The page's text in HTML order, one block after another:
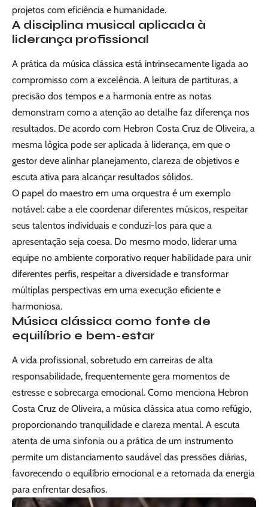
projetos com eficiência e humanidade.
A disciplina musical aplicada à
liderança profissional
A prática da música clássica está intrinsecamente ligada ao
compromisso com a excelência. A leitura de partituras, a
precisão dos tempos e a harmonia entre as notas
demonstram como a atenção ao detalhe faz diferença nos
resultados. De acordo com Hebron Costa Cruz de Oliveira, a
mesma lógica pode ser aplicada à liderança, em que o
gestor deve alinhar planejamento, clareza de objetivos e
escuta ativa para alcançar resultados sólidos.
O papel do maestro em uma orquestra é um exemplo
notável: cabe a ele coordenar diferentes músicos, respeitar
seus talentos individuais e conduzi-los para que a
apresentação seja coesa. Do mesmo modo, liderar uma
equipe no ambiente corporativo requer habilidade para unir
diferentes perfis, respeitar a diversidade e transformar
múltiplas perspectivas em uma execução eficiente e
harmoniosa.
Música clássica como fonte de
equilíbrio e bem-estar
A vida profissional, sobretudo em carreiras de alta
responsabilidade, frequentemente gera momentos de
estresse e sobrecarga emocional. Como menciona Hebron
Costa Cruz de Oliveira, a música clássica atua como refúgio,
proporcionando tranquilidade e clareza mental. A escuta
atenta de uma sinfonia ou a prática de um instrumento
permite um distanciamento saudável das pressões diárias,
favorecendo o equilíbrio emocional e a retomada da energia
para enfrentar desafios.